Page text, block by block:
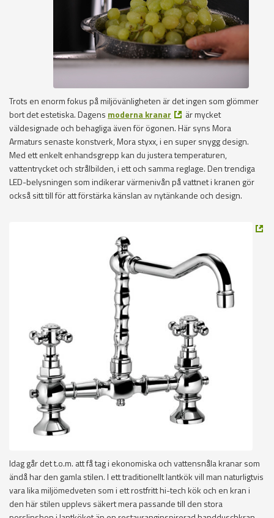
Trots en enorm fokus på miljövänligheten är det ingen som glömmer
bort det estetiska. Dagens moderna kranar
är mycket
väldesignade och behagliga även för ögonen. Här syns Mora
Armaturs senaste konstverk, Mora styxx, i en super snygg design.
Med ett enkelt enhandsgrepp kan du justera temperaturen,
vattentrycket och strålbilden, i ett och samma reglage. Den trendiga
LED-belysningen som indikerar värmenivån på vattnet i kranen gör
också sitt till för att förstärka känslan av nytänkande och design.
Idag går det t.o.m. att få tag i ekonomiska och vattensnåla kranar som
ändå har den gamla stilen. I ett traditionellt lantkök vill man naturligtvis
vara lika miljömedveten som i ett rostfritt hi-tech kök och en kran i
den här stilen upplevs säkert mera passande till den stora